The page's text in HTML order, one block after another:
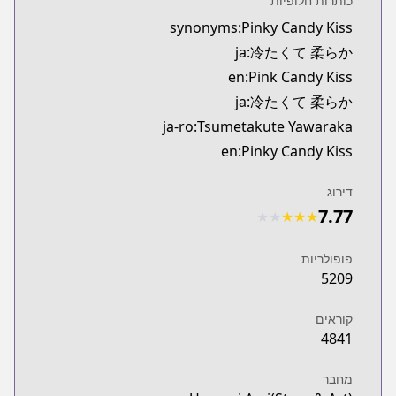
Kitsu
https://kitsu.app/manga/tsumetakute-yawaraka
MangaUpdates
MangaUpdates
series.html?id=5b2appp
Book☆Walker
https://bookwalker.jp/series/419557/list
Official English
https://www.viz.com/pink-candy-kiss
synonyms:Pinky Candy Kiss
ja:冷たくて 柔らか
en:Pink Candy Kiss
ja:冷たくて 柔らか
ja-ro:Tsumetakute Yawaraka
en:Pinky Candy Kiss
דירוג
7.77
★
★
★
פופולריות
5209
קוראים
4841
מחבר